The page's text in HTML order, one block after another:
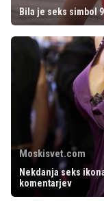
Bila je seks simbol
Moskisvet.com
Nekdanja seks
komentarjev